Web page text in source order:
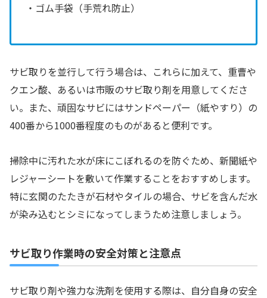
・ゴム手袋（手荒れ防止）
サビ取りを並行して行う場合は、これらに加えて、重曹や
クエン酸、あるいは市販のサビ取り剤を用意してくださ
い。また、頑固なサビにはサンドペーパー（紙やすり）の
400番から1000番程度のものがあると便利です。
掃除中に汚れた水が床にこぼれるのを防ぐため、新聞紙や
レジャーシートを敷いて作業することをおすすめします。
特に玄関のたたきが石材やタイルの場合、サビを含んだ水
が染み込むとシミになってしまうため注意しましょう。
サビ取り作業時の安全対策と注意点
サビ取り剤や強力な洗剤を使用する際は、自分自身の安全